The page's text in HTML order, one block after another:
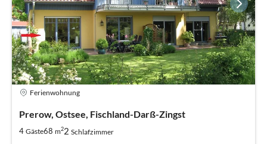
Ferienwohnung
Prerow, Ostsee, Fischland-Darß-Zingst
4 Gäste68 m22 Schlafzimmer